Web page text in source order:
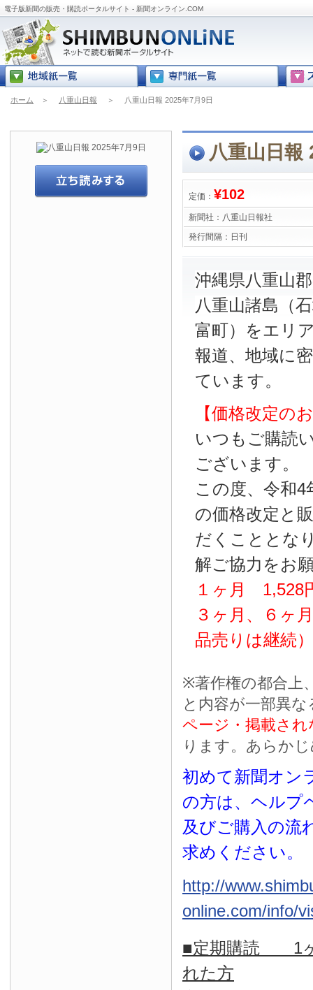
電子版新聞の販売・購読ポータルサイト - 新聞オンライン.COM
ホーム ＞ 八重山日報 ＞ 八重山日報 2025年7月9日
八重山日報
定価： ¥102
新聞社： 八重山日報社
発行間隔： 日刊
沖縄県八重山
八重山諸島（
富町）をエリ
報道、地域に
ています。
【価格改定の
いつもご購読
ございます。
この度、令和4
の価格改定と
だくこととな
解ご協力をお
１ヶ月 1,528
３ヶ月、６ヶ
品売りは継続）
※著作権の都合上
と内容が一部異な
ページ・掲載され
ります。あらか
初めて新聞オン
の方は、ヘルプ
及びご購入の流
求めください。
http://
online.com/info/
■定期購読 1ヶ
れた方